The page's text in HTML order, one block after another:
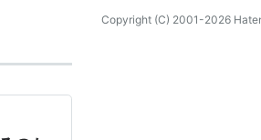
Copyright (C) 2001-2026